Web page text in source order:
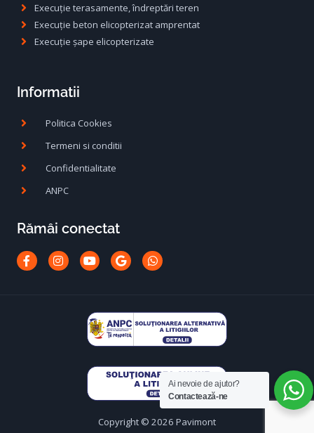
Execuție terasamente, îndreptări teren
Execuție beton elicopterizat amprentat
Execuție șape elicopterizate
Informatii
Politica Cookies
Termeni si conditii
Confidentialitate
ANPC
Rămâi conectat
Facebook-
f
Instagram
YoutubeGoogleWhatsapp
Copyright © 2026 Pavimont
Ai nevoie de ajutor?
Contactează-ne